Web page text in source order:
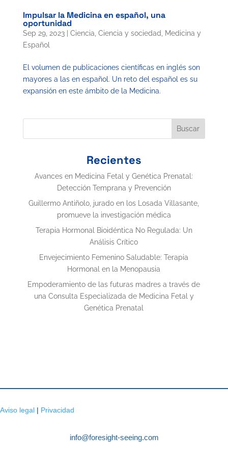
Impulsar la Medicina en español, una
oportunidad
Sep 29, 2023| Ciencia Ciencia y sociedad
Medicina y
Español
El volumen de publicaciones científicas en inglés son
mayores a las en español. Un reto del español es su
expansión en este ámbito de la Medicina.
Buscar
Recientes
Avances en Medicina Fetal y Genética Prenatal:
Detección Temprana y Prevención
Guillermo Antiñolo, jurado en los Losada Villasante,
promueve la investigación médica
Terapia Hormonal Bioidéntica No Regulada: Un
Análisis Crítico
Envejecimiento Femenino Saludable: Terapia
Hormonal en la Menopausia
Empoderamiento de las futuras madres a través de
una Consulta Especializada de Medicina Fetal y
Genética Prenatal
Aviso legal | Privacidad
info@foresight-seeing.com